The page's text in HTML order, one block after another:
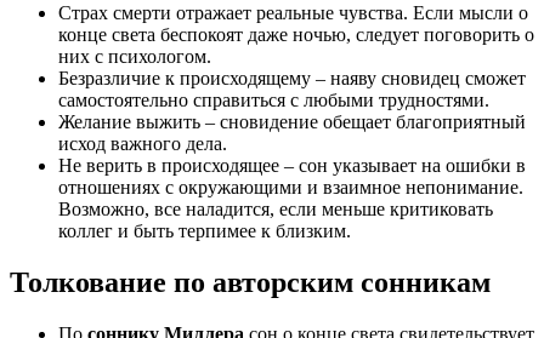
Страх смерти отражает реальные чувства. Если мысли о
конце света беспокоят даже ночью, следует поговорить о
них с психологом.
Безразличие к происходящему – наяву сновидец сможет
самостоятельно справиться с любыми трудностями.
Желание выжить – сновидение обещает благоприятный
исход важного дела.
Не верить в происходящее – сон указывает на ошибки в
отношениях с окружающими и взаимное непонимание.
Возможно, все наладится, если меньше критиковать
коллег и быть терпимее к близким.
Толкование по авторским сонникам
По соннику Миллера сон о конце света свидетельствует